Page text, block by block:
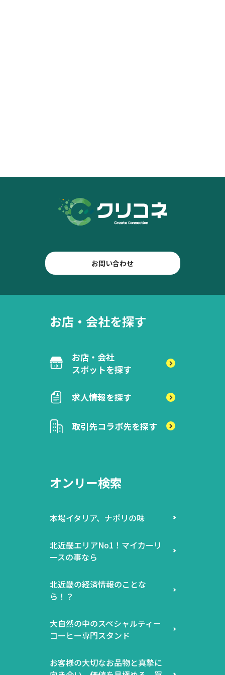
お問い合わせ
お店・会社を探す
お店・会社
スポットを探す
求人情報を探す
取引先コラボ先を探す
オンリー検索
本場イタリア、ナポリの味
北近畿エリアNo1！マイカーリ
ースの事なら
北近畿の経済情報のことな
ら！？
大自然の中のスペシャルティー
コーヒー専門スタンド
お客様の大切なお品物と真摯に